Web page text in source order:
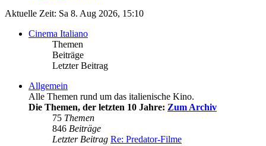
Aktuelle Zeit: Sa 8. Aug 2026, 15:10
Cinema Italiano
Themen
Beiträge
Letzter Beitrag
Allgemein
Alle Themen rund um das italienische Kino.
Die Themen, der letzten 10 Jahre: Zum Archiv
75 Themen
846 Beiträge
Letzter Beitrag Re: Predator-Filme